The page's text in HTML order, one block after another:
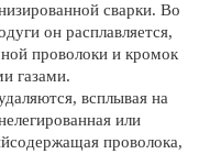
сварки. Во
он расплавляется,
проволоки и кромок
газами.
всплывая на
или
проволока,